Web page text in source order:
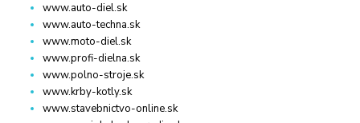
www.auto-diel.sk
www.auto-techna.sk
www.moto-diel.sk
www.profi-dielna.sk
www.polno-stroje.sk
www.krby-kotly.sk
www.stavebnictvo-online.sk